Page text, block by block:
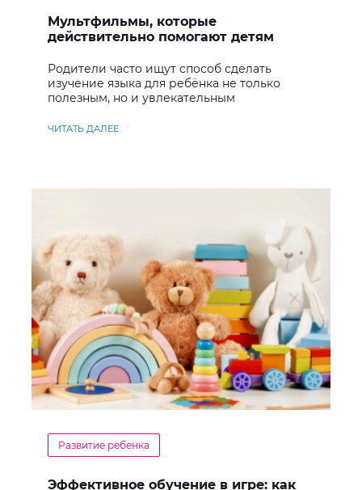
Мультфильмы, которые
действительно помогают детям
Родители часто ищут способ сделать
изучение языка для ребёнка не только
полезным, но и увлекательным
ЧИТАТЬ ДАЛЕЕ
Развитие ребенка
Эффективное обучение в игре: как